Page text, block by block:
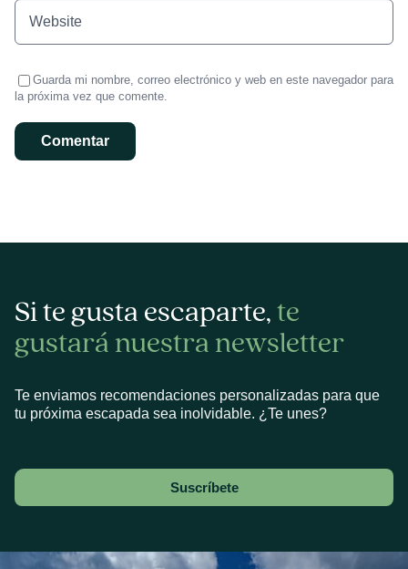
Guarda mi nombre, correo electrónico y web en este navegador para
la próxima vez que comente.
Si te gusta escaparte,te
gustará nuestra newsletter
Te enviamos recomendaciones personalizadas para que
tu próxima escapada sea inolvidable. ¿Te unes?
Suscríbete